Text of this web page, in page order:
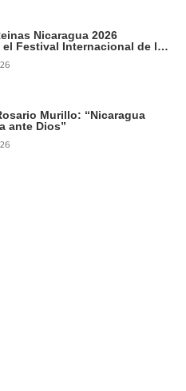
Nicaragua 2026
Festival Internacional de las
Murillo: “Nicaragua
ante Dios”